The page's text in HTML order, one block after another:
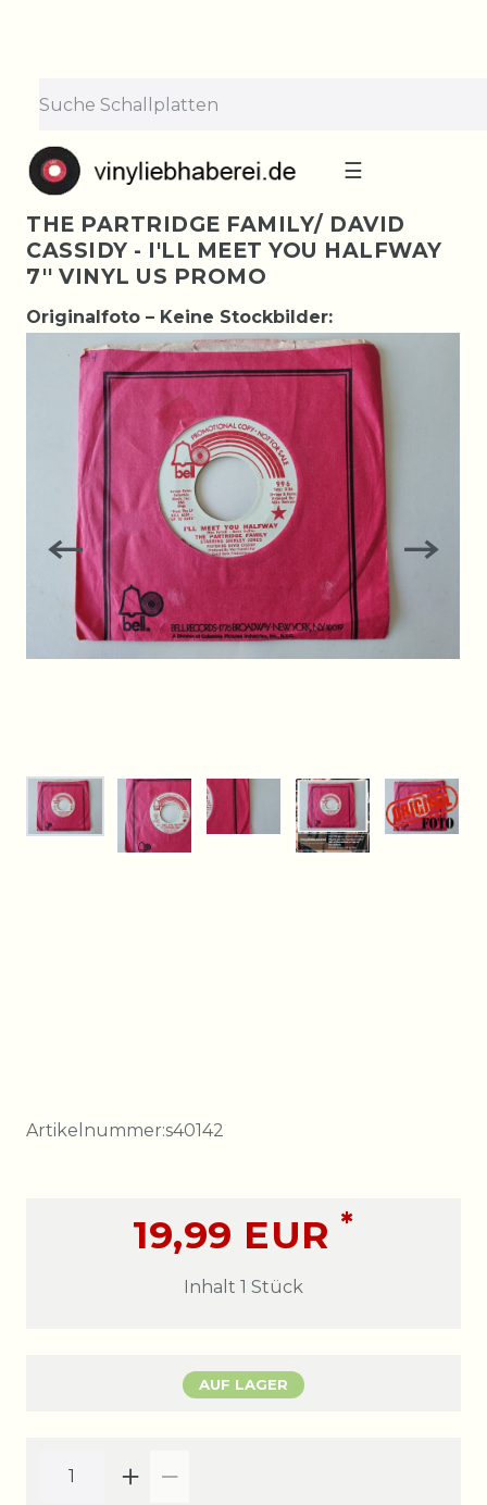
☰
THE PARTRIDGE FAMILY/ DAVID
CASSIDY - I'LL MEET YOU HALFWAY
7'' VINYL US PROMO
Originalfoto – Keine Stockbilder:
Artikelnummer:s40142
19,99 EUR*
Inhalt 1 Stück
AUF LAGER